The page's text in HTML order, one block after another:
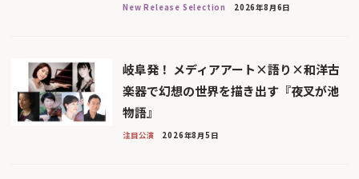
New Release Selection 2026年8月6日
岐阜発！ メディアアート×語り×和洋古
楽器で幻想の世界を描き出す『夜叉が池
物語』
注目公演 2026年8月5日